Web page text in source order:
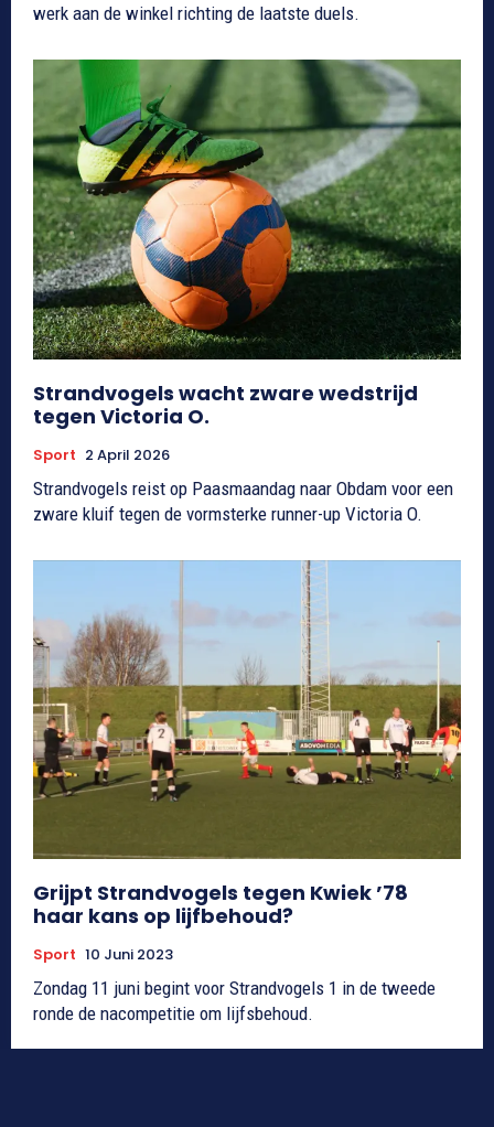
werk aan de winkel richting de laatste duels.
Strandvogels wacht zware wedstrijd
tegen Victoria O.
Sport 2 April 2026
Strandvogels reist op Paasmaandag naar Obdam voor een
zware kluif tegen de vormsterke runner-up Victoria O.
Grijpt Strandvogels tegen Kwiek ’78
haar kans op lijfbehoud?
Sport 10 Juni 2023
Zondag 11 juni begint voor Strandvogels 1 in de tweede
ronde de nacompetitie om lijfsbehoud.